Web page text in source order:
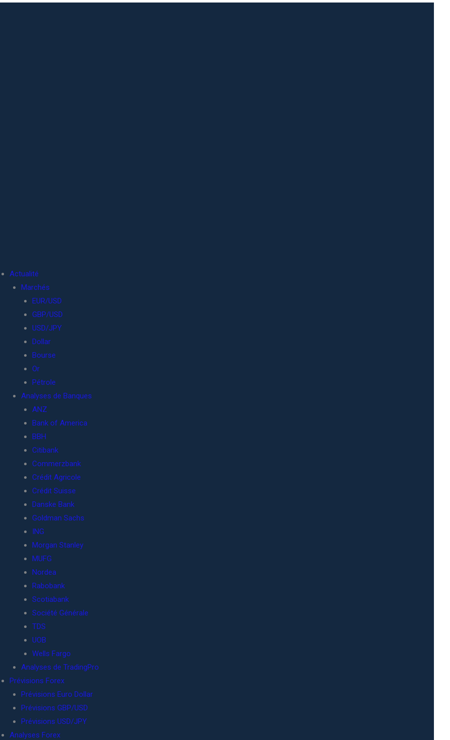
Actualité
Marchés
EUR/USD
GBP/USD
USD/JPY
Dollar
Bourse
Or
Pétrole
Analyses de Banques
ANZ
Bank of America
BBH
Citibank
Commerzbank
Crédit Agricole
Crédit Suisse
Danske Bank
Goldman Sachs
ING
Morgan Stanley
MUFG
Nordea
Rabobank
Scotiabank
Société Générale
TDS
UOB
Wells Fargo
Analyses de TradingPro
Prévisions Forex
Prévisions Euro Dollar
Prévisions GBP/USD
Prévisions USD/JPY
Analyses Forex